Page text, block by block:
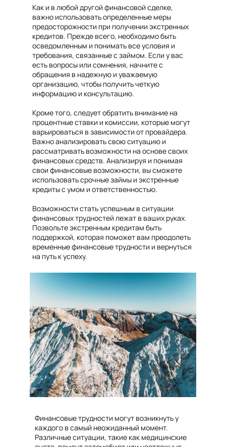
Как и в любой другой финансовой сделке,
важно использовать определенные меры
предосторожности при получении экстренных
кредитов. Прежде всего, необходимо быть
осведомленным и понимать все условия и
требования, связанные с займом. Если у вас
есть вопросы или сомнения, начните с
обращения в надежную и уважаемую
организацию, чтобы получить четкую
информацию и консультацию.
Кроме того, следует обратить внимание на
процентные ставки и комиссии, которые могут
варьироваться в зависимости от провайдера.
Важно анализировать свою ситуацию и
рассматривать возможности на основе своих
финансовых средств. Анализируя и понимая
свои финансовые возможности, вы сможете
использовать срочные займы и экстренные
кредиты с умом и ответственностью.
Возможности стать успешным в ситуации
финансовых трудностей лежат в ваших руках.
Позвольте экстренным кредитам быть
поддержкой, которая поможет вам преодолеть
временные финансовые трудности и вернуться
на путь к успеху.
Финансовые трудности могут возникнуть у
каждого в самый неожиданный момент.
Различные ситуации, такие как медицинские